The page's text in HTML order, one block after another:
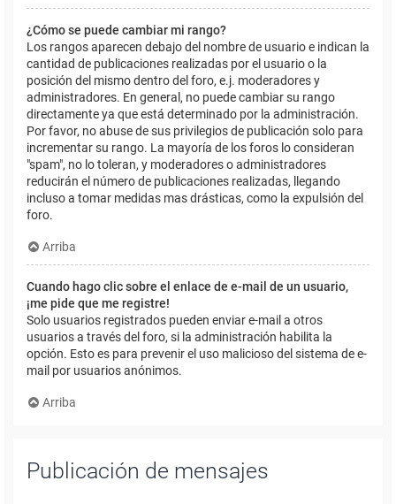
¿Cómo se puede cambiar mi rango?
Los rangos aparecen debajo del nombre de usuario e indican la
cantidad de publicaciones realizadas por el usuario o la
posición del mismo dentro del foro, e.j. moderadores y
administradores. En general, no puede cambiar su rango
directamente ya que está determinado por la administración.
Por favor, no abuse de sus privilegios de publicación solo para
incrementar su rango. La mayoría de los foros lo consideran
"spam", no lo toleran, y moderadores o administradores
reducirán el número de publicaciones realizadas, llegando
incluso a tomar medidas mas drásticas, como la expulsión del
foro.
Arriba
Cuando hago clic sobre el enlace de e-mail de un usuario,
¡me pide que me registre!
Solo usuarios registrados pueden enviar e-mail a otros
usuarios a través del foro, si la administración habilita la
opción. Esto es para prevenir el uso malicioso del sistema de e-
mail por usuarios anónimos.
Arriba
Publicación de mensajes